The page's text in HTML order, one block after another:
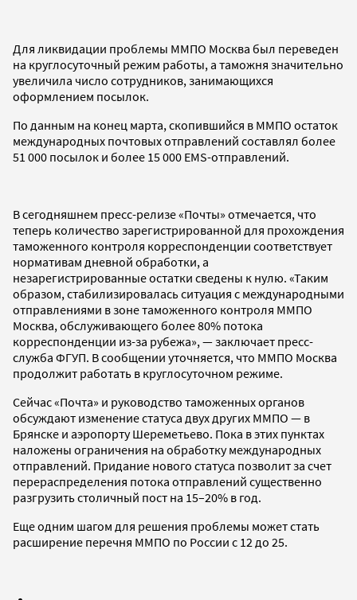
Для ликвидации проблемы ММПО Москва был переведен
на круглосуточный режим работы, а таможня значительно
увеличила число сотрудников, занимающихся
оформлением посылок.
По данным на конец марта, скопившийся в ММПО остаток
международных почтовых отправлений составлял более
51 000 посылок и более 15 000 EMS-отправлений.
В сегодняшнем пресс-релизе «Почты» отмечается, что
теперь количество зарегистрированной для прохождения
таможенного контроля корреспонденции соответствует
нормативам дневной обработки, а
незарегистрированные остатки сведены к нулю. «Таким
образом, стабилизировалась ситуация с международными
отправлениями в зоне таможенного контроля ММПО
Москва, обслуживающего более 80% потока
корреспонденции из-за рубежа», — заключает пресс-
служба ФГУП. В сообщении уточняется, что ММПО Москва
продолжит работать в круглосуточном режиме.
Сейчас «Почта» и руководство таможенных органов
обсуждают изменение статуса двух других ММПО — в
Брянске и аэропорту Шереметьево. Пока в этих пунктах
наложены ограничения на обработку международных
отправлений. Придание нового статуса позволит за счет
перераспределения потока отправлений существенно
разгрузить столичный пост на 15–20% в год.
Еще одним шагом для решения проблемы может стать
расширение перечня ММПО по России с 12 до 25.